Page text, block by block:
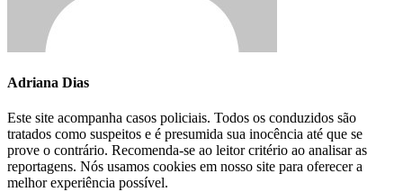
Adriana Dias
Este site acompanha casos policiais. Todos os conduzidos são
tratados como suspeitos e é presumida sua inocência até que se
prove o contrário. Recomenda-se ao leitor critério ao analisar as
reportagens. Nós usamos cookies em nosso site para oferecer a
melhor experiência possível.